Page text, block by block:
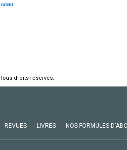
droits réservés.
REVUES LIVRES NOS FORMULES